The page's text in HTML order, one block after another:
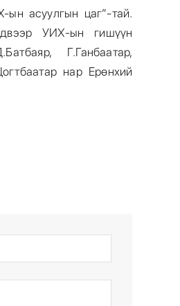
асуулгын цаг”-тай.
УИХ-ын гишүүн
Г.Ганбаатар,
нар Ерөнхий